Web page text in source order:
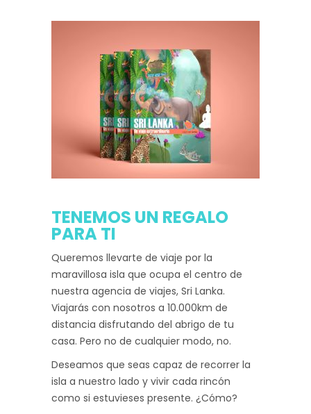
TENEMOS UN REGALO
PARA TI
Queremos llevarte de viaje por la
maravillosa isla que ocupa el centro de
nuestra agencia de viajes, Sri Lanka.
Viajarás con nosotros a 10.000km de
distancia disfrutando del abrigo de tu
casa. Pero no de cualquier modo, no.
Deseamos que seas capaz de recorrer la
isla a nuestro lado y vivir cada rincón
como si estuvieses presente. ¿Cómo?